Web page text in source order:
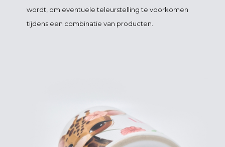
wordt, om eventuele teleurstelling te voorkomen
tijdens een combinatie van producten.